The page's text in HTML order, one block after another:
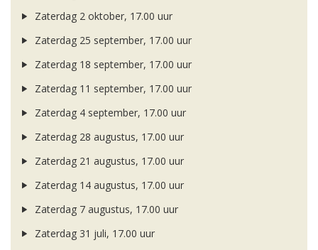
Zaterdag 2 oktober, 17.00 uur
Zaterdag 25 september, 17.00 uur
Zaterdag 18 september, 17.00 uur
Zaterdag 11 september, 17.00 uur
Zaterdag 4 september, 17.00 uur
Zaterdag 28 augustus, 17.00 uur
Zaterdag 21 augustus, 17.00 uur
Zaterdag 14 augustus, 17.00 uur
Zaterdag 7 augustus, 17.00 uur
Zaterdag 31 juli, 17.00 uur